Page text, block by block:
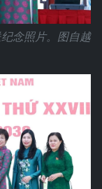
念照片。图自越